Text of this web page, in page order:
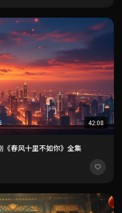
42:08
春风十里不如你》全集